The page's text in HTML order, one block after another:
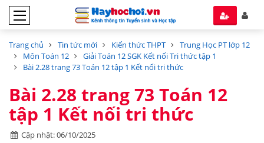
Trang chủ Tin tức mới Kiến thức THPT
Trung Học PT lớp 12
Môn Toán 12
Giải Toán 12 SGK Kết nối Tri thức tập 1
Bài 2.28 trang 73 Toán 12 tập 1 Kết nối tri thức
Bài 2.28 trang 73 Toán 12
tập 1 Kết nối tri thức
Cập nhật: 06/10/2025